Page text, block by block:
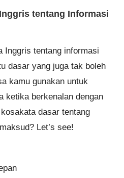
tentang Informasi
Inggris tentang informasi
dasar yang juga tak boleh
kamu gunakan untuk
ketika berkenalan dengan
dasar tentang
Let’s see!